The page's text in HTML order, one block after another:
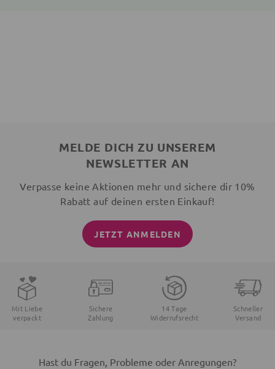
MELDE DICH ZU UNSEREM
NEWSLETTER AN
Verpasse keine Aktionen mehr und sichere dir 10%
Rabatt auf deinen ersten Einkauf!
JETZT ANMELDEN
Mit Liebe
verpackt
Sichere
Zahlung
14 Tage
Widerrufsrecht
Schneller
Versand
Hast du Fragen, Probleme oder Anregungen?